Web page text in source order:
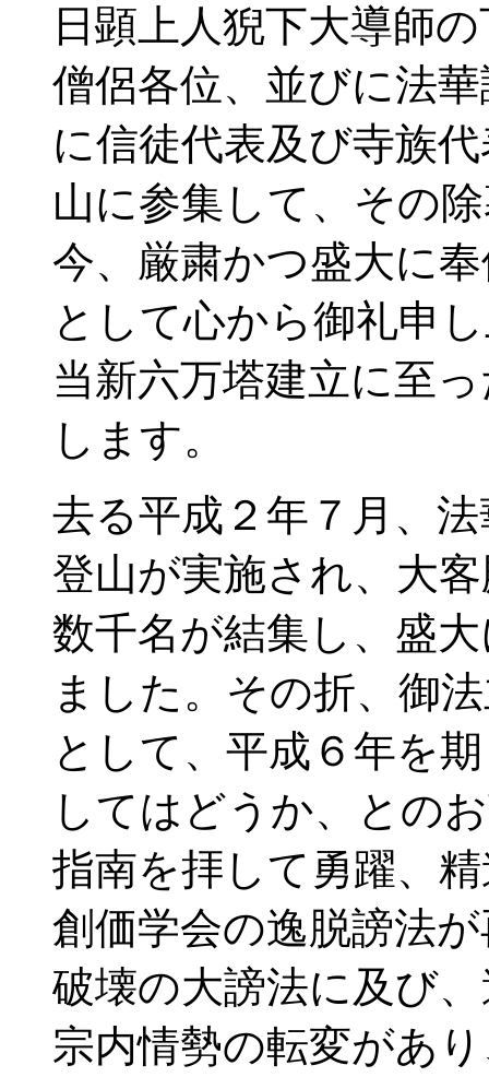
日顕上人猊下大導師
僧侶各位、並びに法
に信徒代表及び寺族
山に参集して、その
今、厳粛かつ盛大に
として心から御礼申
当新六万塔建立に至
します。
去る平成２年７月、
登山が実施され、大
数千名が結集し、盛
ました。その折、御
として、平成６年を
してはどうか、との
指南を拝して勇躍、
創価学会の逸脱謗法
破壊の大謗法に及び
宗内情勢の転変があ